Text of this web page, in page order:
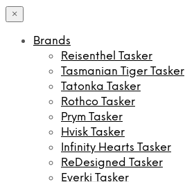
×
Brands
Reisenthel Tasker
Tasmanian Tiger Tasker
Tatonka Tasker
Rothco Tasker
Prym Tasker
Hvisk Tasker
Infinity Hearts Tasker
ReDesigned Tasker
Everki Tasker